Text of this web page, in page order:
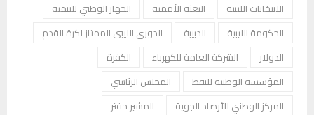
الانتخابات الليبية
البعثة الأممية
الجهاز الوطني للتنمية
الحكومة الليبية
الدبيبة
الدوري الليبي الممتاز لكرة القدم
الدولار
الشركة العامة للكهرباء
الكفرة
المؤسسة الوطنية للنفط
المجلس الرئاسي
المركز الوطني للأرصاد الجوية
المشير حفتر